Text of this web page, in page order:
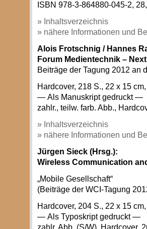
ISBN 978-3-864880-045-2,
» Inhaltsverzeichnis
» nähere Informationen und
Alois Frotschnig / Hannes
Forum Medientechnik –
Beiträge der Tagung 2012 an
Hardcover, 218 S., 22 x 15
— Als Manuskript gedruckt —
zahlr., teilw. farb. Abb.,
» Inhaltsverzeichnis
» nähere Informationen und
Jürgen Sieck (Hrsg.):
Wireless Communication
„Mobile Gesellschaft“
(Beiträge der WCI-Tagung
Hardcover, 204 S., 22 x 15
— Als Typoskript gedruckt —
zahlr. Abb. (S/W), Hardcover,